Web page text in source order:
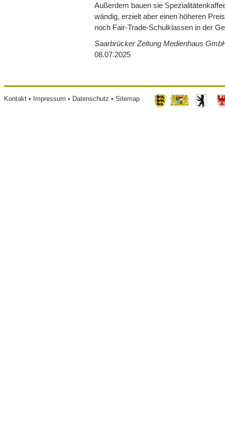
Außer­dem bauen sie
wän­dig, erzielt aber einen höhe­ren
noch Fair-Trade-Schul­klas­sen in der
Saarbrücker Zeitung Medienhaus
08.07.2025
Footer
Kontakt Impressum Datenschutz Sitemap